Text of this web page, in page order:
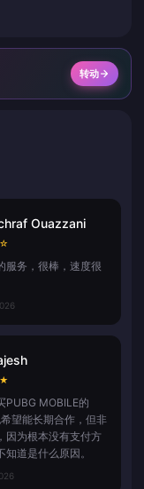
转动
Ouazzani
☆
服务，很棒，速度很
★
PUBG MOBILE的
望能长期合作，但非
因为根本没有支付方
知道是什么原因。